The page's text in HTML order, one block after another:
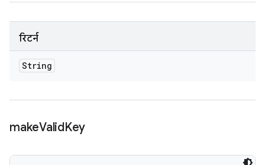
रिटर्न
String
makeValidKey